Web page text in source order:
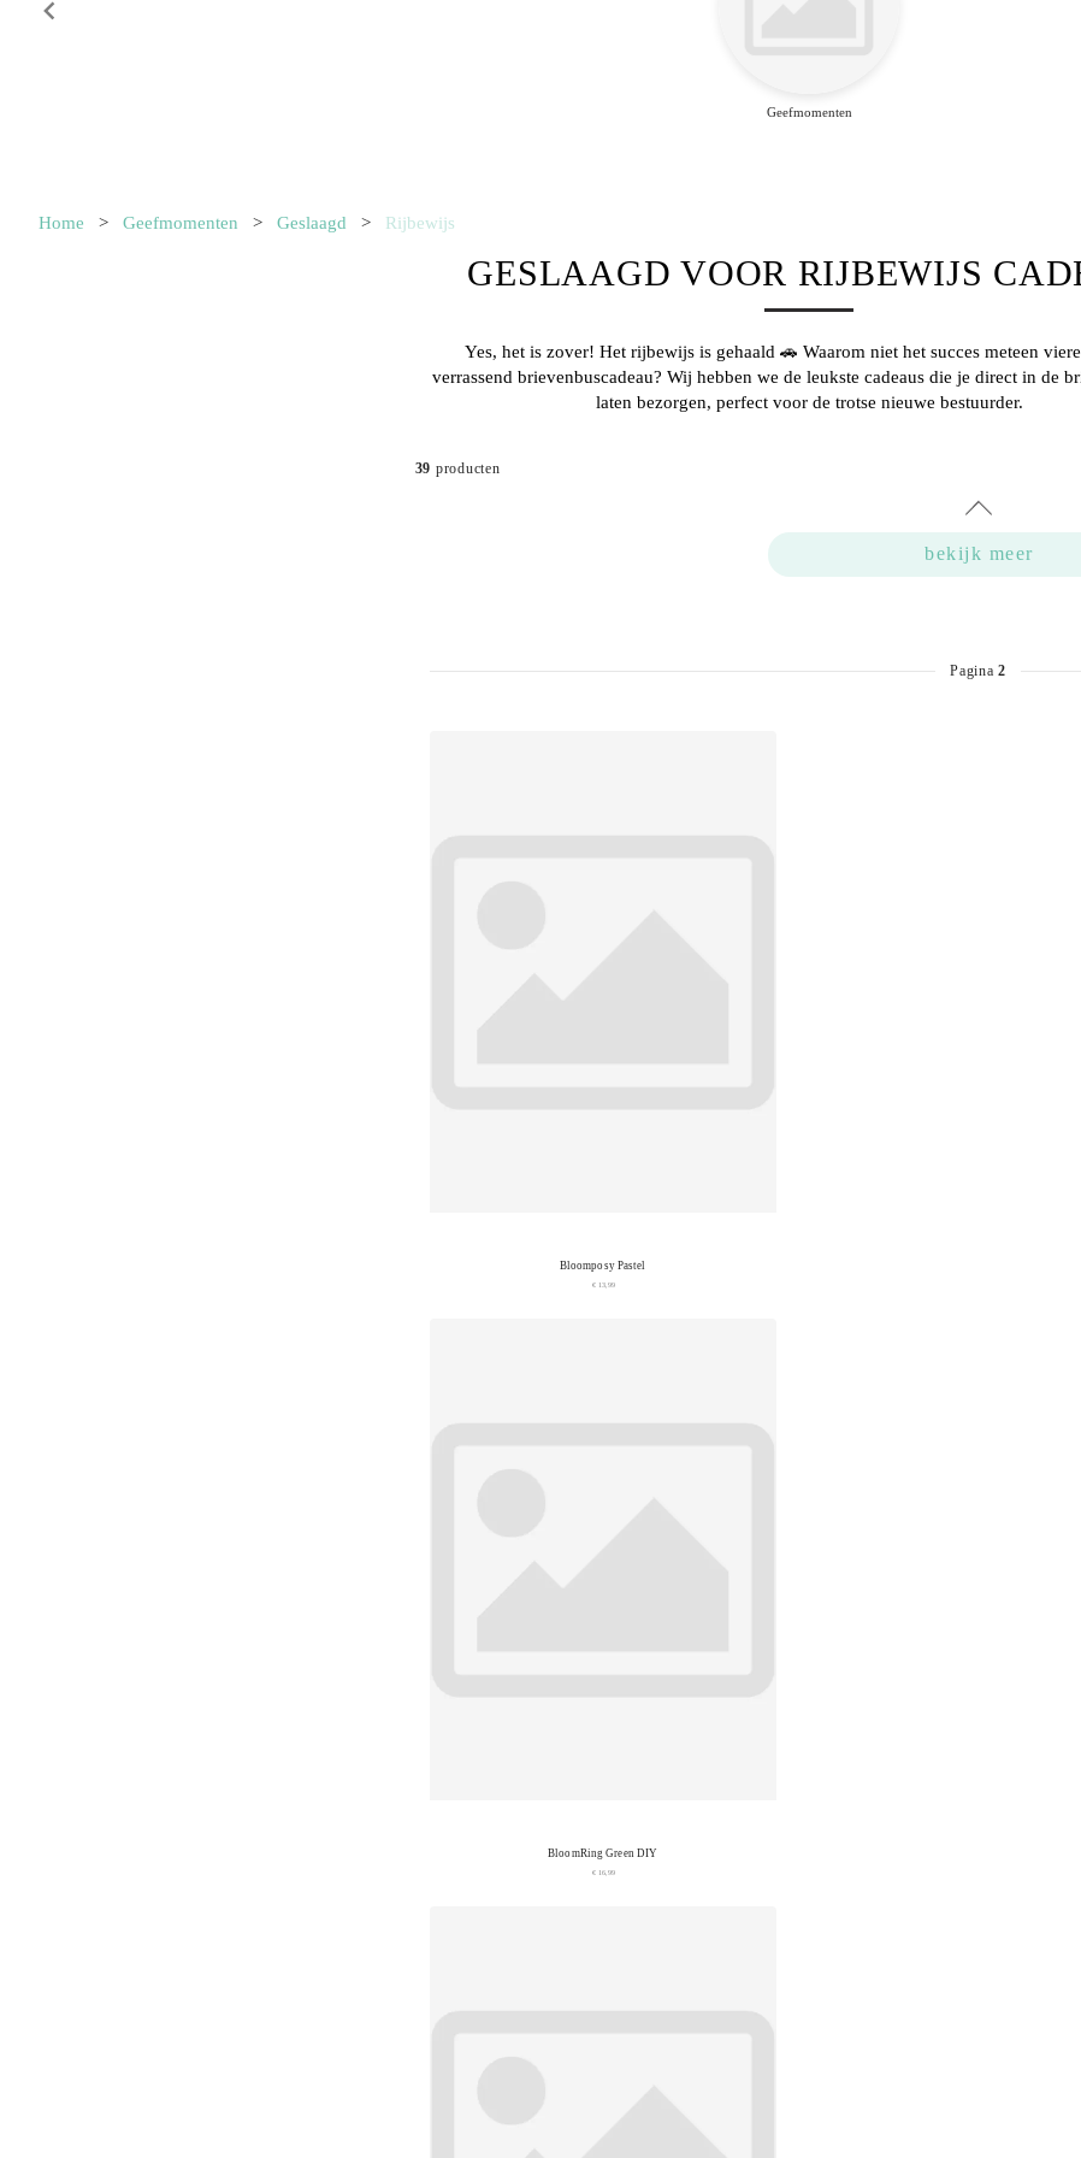
Geefmomenten
Home > Geefmomenten > Geslaagd > Rijbewijs
GESLAAGD VOOR RIJBEWIJS
Yes, het is zover! Het rijbewijsis gehaald 🚗 Waarom niet het succes meteen
verrassend brievenbuscadeau? Wij hebben we de leukste cadeaus die je direct in de
laten bezorgen, perfect voor de trotse nieuwe bestuurder.
39 producten
bekijk meer
Pagina2
Bloomposy Pastel
€ 13,99
BloomRing Green DIY
€ 16,99